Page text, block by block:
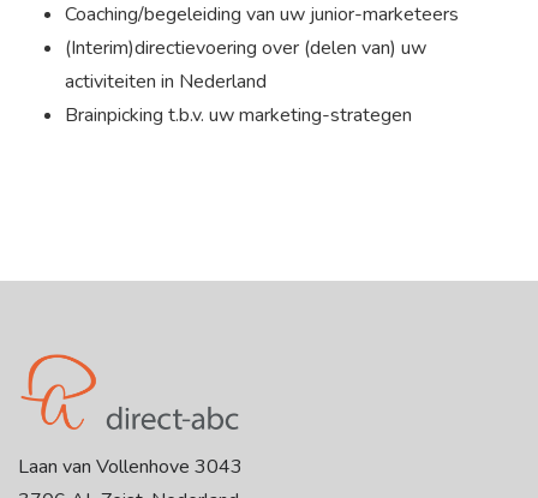
Coaching/begeleiding van uw junior-marketeers
(Interim)directievoering over (delen van) uw
activiteiten in Nederland
Brainpicking t.b.v. uw marketing-strategen
Laan van Vollenhove 3043